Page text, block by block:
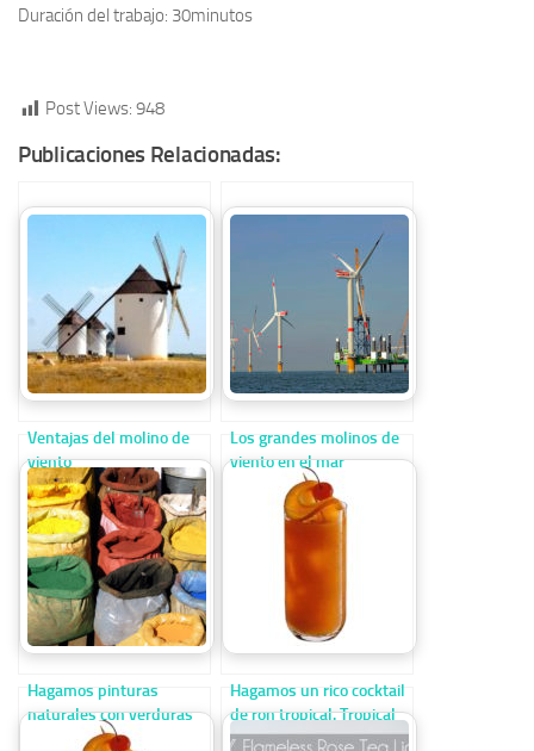
Duración del trabajo: 30minutos
Post Views: 948
Publicaciones Relacionadas:
Ventajas del molino de
viento
Los grandes molinos de
viento en el mar
Hagamos pinturas
naturales con verduras
Hagamos un rico cocktail
de ron tropical. Tropical
Punch